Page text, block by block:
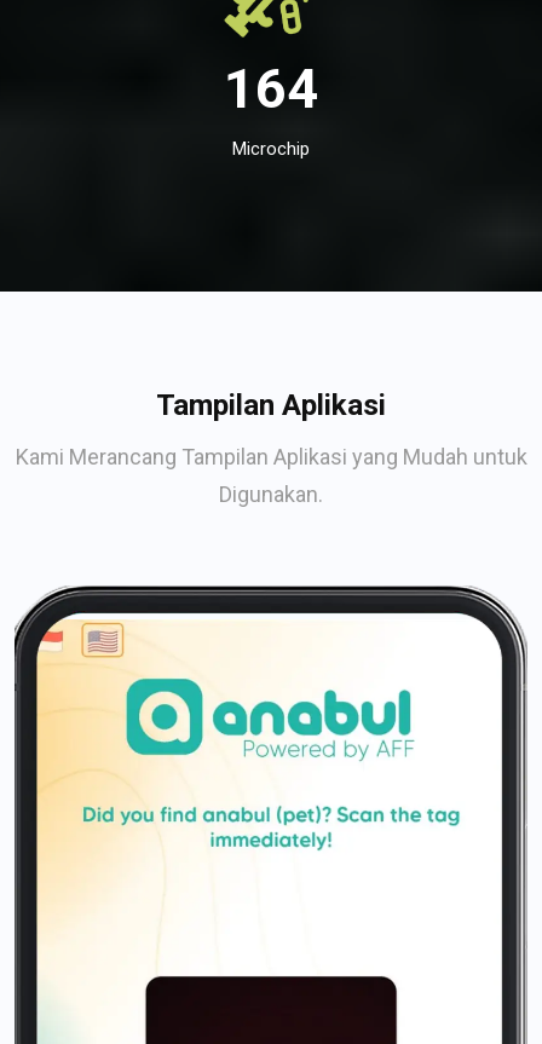
164
Microchip
Tampilan Aplikasi
Kami Merancang Tampilan Aplikasi yang Mudah untuk
Digunakan.